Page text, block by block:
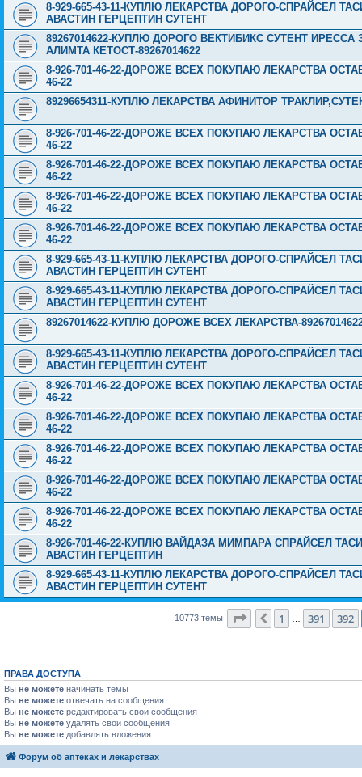
8-929-665-43-11-КУПЛЮ ЛЕКАРСТВА ДОРОГО-СПРАЙСЕЛ
АВАСТИН ГЕРЦЕПТИН СУТЕНТ
89267014622-КУПЛЮ ДОРОГО ВЕКТИБИКС СУТЕНТ
АЛИМТА КЕТОСТ-89267014622
8-926-701-46-22-ДОРОЖЕ ВСЕХ ПОКУПАЮ ЛЕКАРСТВА
46-22
89296654311-КУПЛЮ ЛЕКАРСТВА АФИНИТОР
8-926-701-46-22-ДОРОЖЕ ВСЕХ ПОКУПАЮ ЛЕКАРСТВА
46-22
8-926-701-46-22-ДОРОЖЕ ВСЕХ ПОКУПАЮ ЛЕКАРСТВА
46-22
8-926-701-46-22-ДОРОЖЕ ВСЕХ ПОКУПАЮ ЛЕКАРСТВА
46-22
8-926-701-46-22-ДОРОЖЕ ВСЕХ ПОКУПАЮ ЛЕКАРСТВА
46-22
8-929-665-43-11-КУПЛЮ ЛЕКАРСТВА ДОРОГО-СПРАЙСЕЛ
АВАСТИН ГЕРЦЕПТИН СУТЕНТ
8-929-665-43-11-КУПЛЮ ЛЕКАРСТВА ДОРОГО-СПРАЙСЕЛ
АВАСТИН ГЕРЦЕПТИН СУТЕНТ
89267014622-КУПЛЮ ДОРОЖЕ ВСЕХ ЛЕКАРСТВА-
8-929-665-43-11-КУПЛЮ ЛЕКАРСТВА ДОРОГО-СПРАЙСЕЛ
АВАСТИН ГЕРЦЕПТИН СУТЕНТ
8-926-701-46-22-ДОРОЖЕ ВСЕХ ПОКУПАЮ ЛЕКАРСТВА
46-22
8-926-701-46-22-ДОРОЖЕ ВСЕХ ПОКУПАЮ ЛЕКАРСТВА
46-22
8-926-701-46-22-ДОРОЖЕ ВСЕХ ПОКУПАЮ ЛЕКАРСТВА
46-22
8-926-701-46-22-ДОРОЖЕ ВСЕХ ПОКУПАЮ ЛЕКАРСТВА
46-22
8-926-701-46-22-ДОРОЖЕ ВСЕХ ПОКУПАЮ ЛЕКАРСТВА
46-22
8-926-701-46-22-КУПЛЮ ВАЙДАЗА МИМПАРА СПРАЙСЕЛ
АВАСТИН ГЕРЦЕПТИН
8-929-665-43-11-КУПЛЮ ЛЕКАРСТВА ДОРОГО-СПРАЙСЕЛ
АВАСТИН ГЕРЦЕПТИН СУТЕНТ
10773 темы Страница 393из 431
Пред.
1 391 392
ПРАВА ДОСТУПА
Вы не можете начинать темы
Вы не можете отвечать на сообщения
Вы не можете редактировать свои сообщения
Вы не можете удалять свои сообщения
Вы не можете добавлять вложения
Форум об аптеках и лекарствах